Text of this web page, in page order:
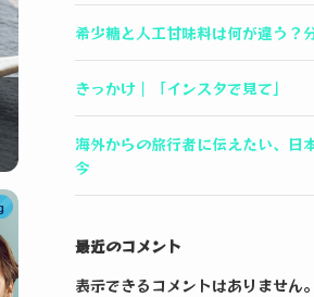
希少糖と人工甘味料は何が違う？
きっかけ｜「インスタで見て」
海外からの旅行者に伝えたい、日
今
最近のコメント
表示できるコメントはありません。